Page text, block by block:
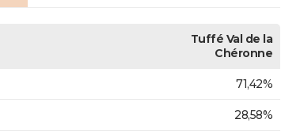
Tuffé Val de la
Chéronne
71,42%
28,58%